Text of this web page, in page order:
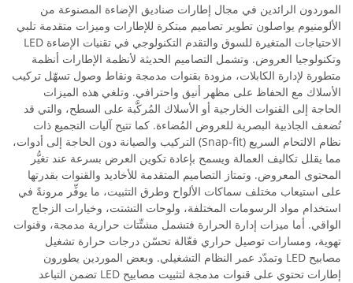
الموردون الرائدين في مجال إطارات صناديق الإضاءة المصنوعة من
الألومنيوم يواصلون تطوير تصاميم مبتكرة للإطارات وميزات متقدمة تلبي
الاحتياجات المتغيرة للسوق والتقدم التكنولوجي في تقنيات الإضاءة LED
وتكنولوجيا العروض. وتشمل التصاميم الحديثة لأنظمة الإطارات أنظمة
متطورة لإدارة الكابلات، مزودة بقنوات مدمجة ونقاط وصول تسهّل تركيب
الأسلاك مع الحفاظ على مظهر أنيق واحترافي. وتلغي هذه الميزات
الحاجة إلى القنوات الخارجية أو الأسلاك المُركَّبة على السطح، والتي قد
تُضعف الجاذبية البصرية للعروض المُضاءة. كما تتيح آليات التجميع ذات
نظام الالتحام السريع (Snap-fit) التركيب والصيانة دون الحاجة إلى أدوات،
مما يقلل تكاليف العمالة ويسمح بإعادة تكوين العرض بسرعة عند تغيُّر
المحتوى المعروض. وتمتاز التصاميم المتقدمة للأخاديد والقنوات بقدرتها
على استيعاب مختلف سماكات الألواح وطرق التثبيت، ما يوفِّر مرونةً في
استخدام مواد الرسومات المختلفة، ولوحات التشتت، وخيارات الزجاج
الواقي. أما ميزات إدارة الحرارة فتشمل مشتِّتات حرارية مدمجة، وقنوات
تهوية، ومسارات توصيل حراري فعّالة تحسّن درجات حرارة تشغيل
مصابيح LED وتمدّد عمر النظام التشغيلي. وبعض الموردين يطورون
إطارات تحتوي على قنوات مدمجة لتثبيت مصابيح LED تضمن التباعد